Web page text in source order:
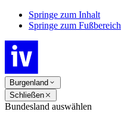
Springe zum Inhalt
Springe zum Fußbereich
Burgenland
Schließen
Bundesland auswählen